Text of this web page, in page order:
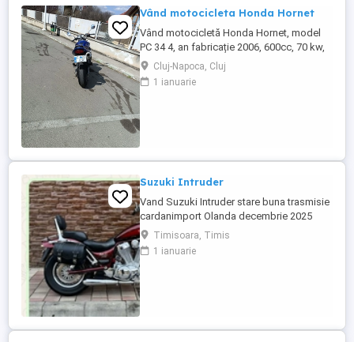
Vând motocicleta Honda Hornet
Vând motocicletă Honda Hornet, model
PC 34 4, an fabricație 2006, 600cc, 70 kw,
98 cp, inspecție tehnică valabilă până în
august 2027 . Preț 1900 euro
Cluj-Napoca, Cluj
1 ianuarie
Suzuki Intruder
Vand Suzuki Intruder stare buna trasmisie
cardanimport Olanda decembrie 2025
inmatriculat RO IN FEBRUARIE Nu raspund
la mesaje.Schimb cu ATV plus sau minus
diferenta
Timisoara, Timis
1 ianuarie